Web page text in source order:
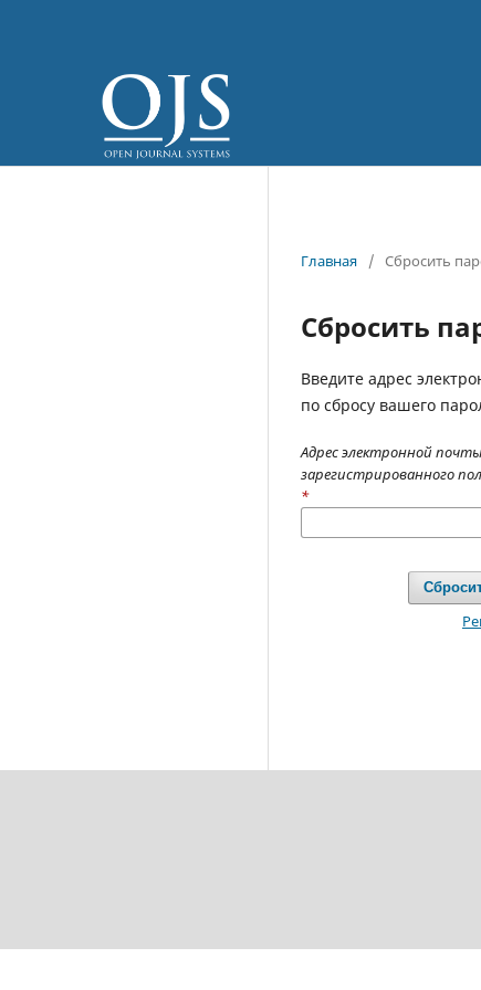
Главная / Сбросить
Сбросить
Введите адрес
по сбросу вашего
Адрес электронной почты
зарегистрированного
*